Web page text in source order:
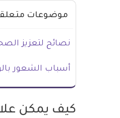
موضوعات
نصائح لتعزيز
أسباب الشعور
كيف يمكن